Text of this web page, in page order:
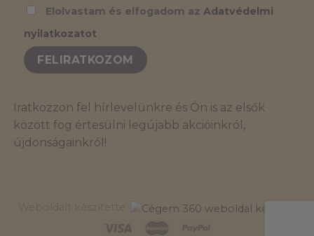
Elolvastam és elfogadom az Adatvédelmi
nyilatkozatot
Iratkozzon fel hírlevelünkre és Ön is az elsők
között fog értesülni legújabb akcióinkról,
újdonságainkról!